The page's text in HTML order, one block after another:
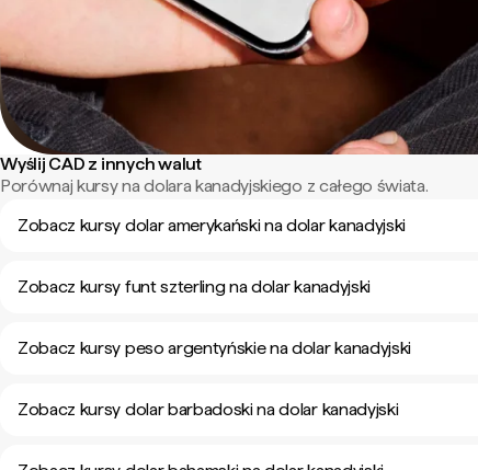
Wyślij CAD z innych walut
Porównaj kursy na dolara kanadyjskiego z całego świata.
Zobacz kursy dolar amerykański na dolar kanadyjski
Zobacz kursy funt szterling na dolar kanadyjski
Zobacz kursy peso argentyńskie na dolar kanadyjski
Zobacz kursy dolar barbadoski na dolar kanadyjski